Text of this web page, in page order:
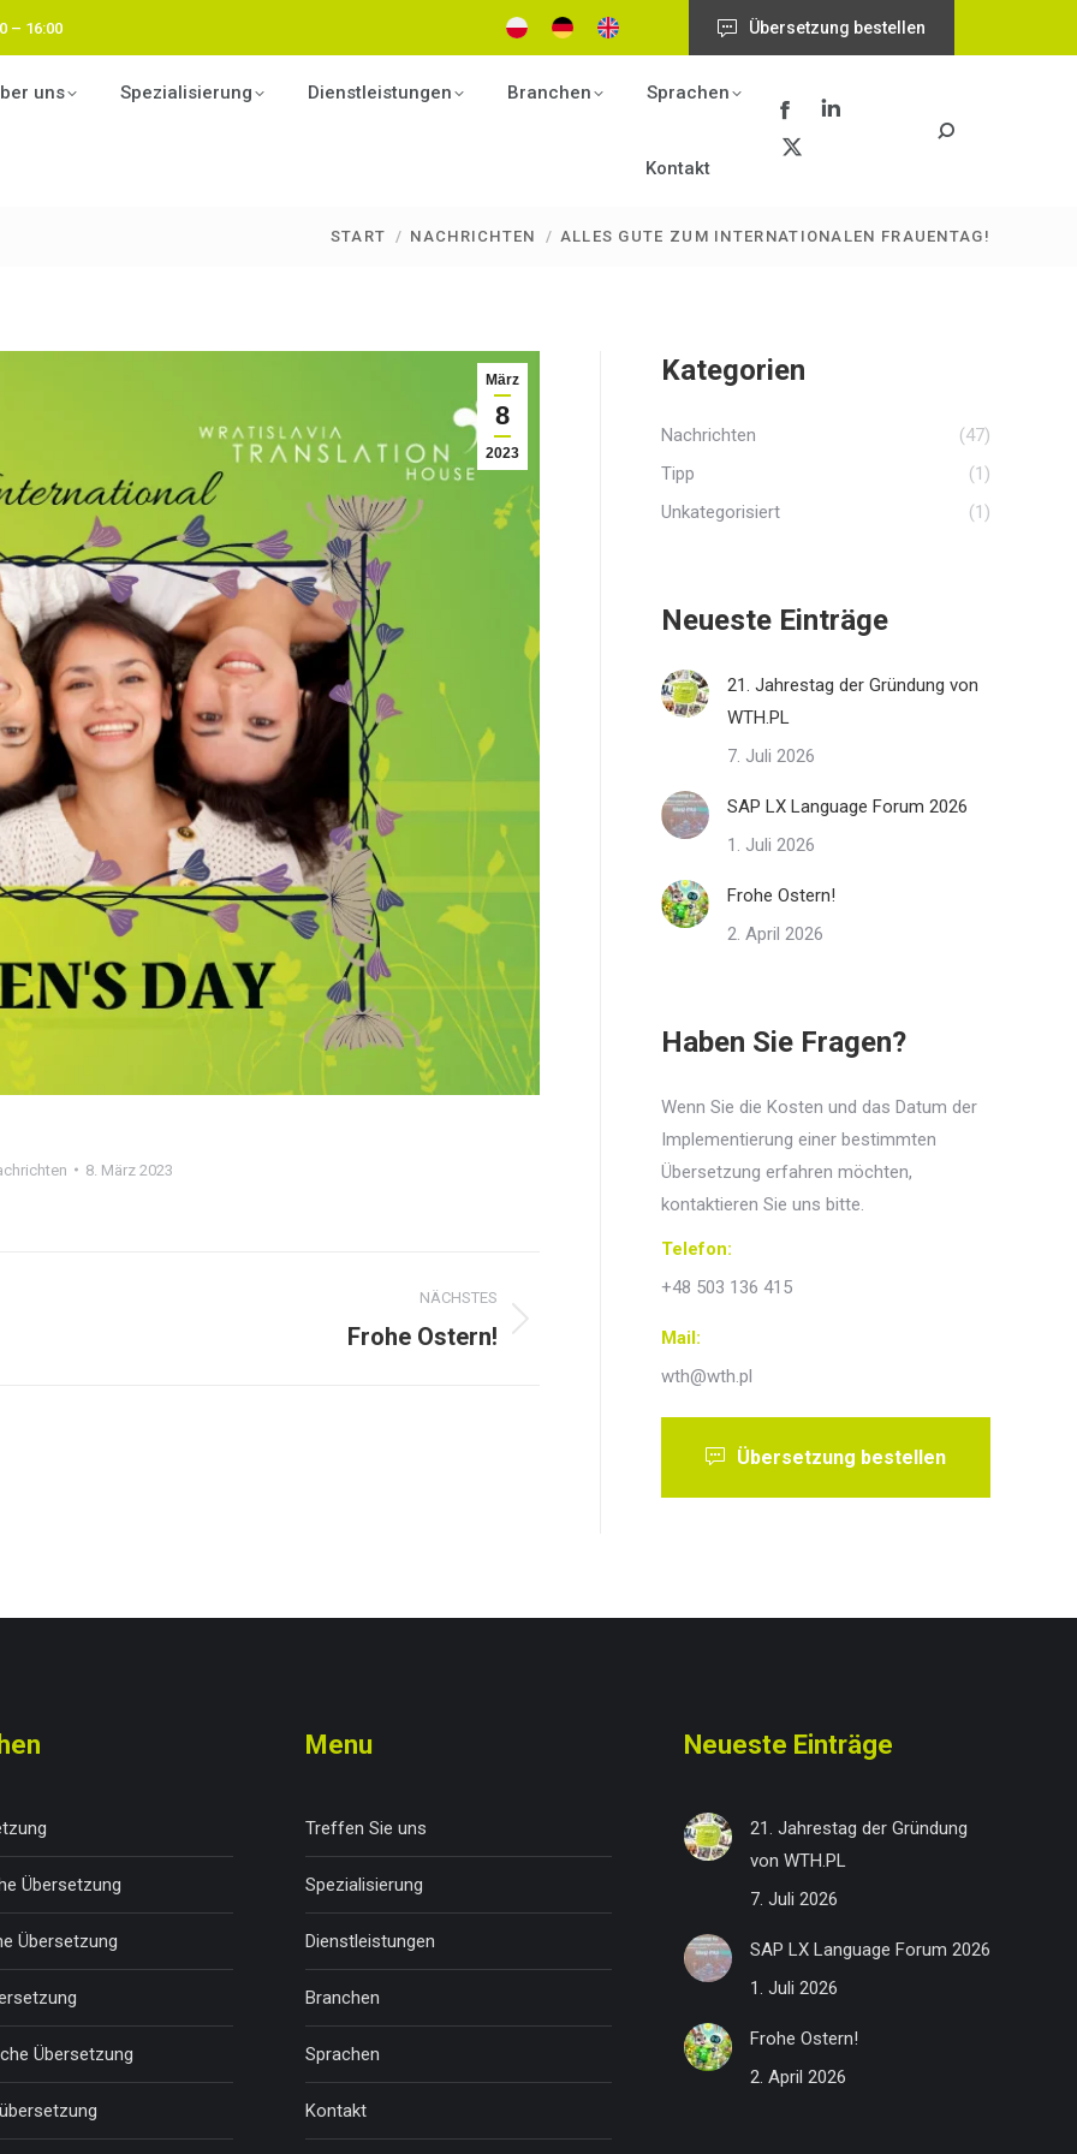
– 16:00 Übersetzung bestellen
uns Spezialisierung Dienstleistungen Branchen Sprachen
Kontakt
Facebook
page
new
Linkedin
new
X
Search:
Sie befinden sich hier:
START NACHRICHTEN ALLES GUTE ZUM INTERNATIONALEN FRAUENTAG!
März
8
2023
8. März 2023
NÄCHSTES
Frohe Ostern!
Kategorien
Nachrichten
(47)
Tipp
(1)
Unkategorisiert
(1)
Neueste Einträge
21. Jahrestag der Gründung von
WTH.PL
7. Juli 2026
SAP LX Language Forum 2026
1. Juli 2026
Frohe Ostern!
2. April 2026
Haben Sie Fragen?
Wenn Sie die Kosten und das Datum der
Implementierung einer bestimmten
Übersetzung erfahren möchten,
kontaktieren Sie uns bitte.
Telefon:
+48 503 136 415
Mail:
wth@wth.pl
Übersetzung bestellen
Übersetzung
Übersetzung
Übersetzung
Menu
Treffen Sie uns
Spezialisierung
Dienstleistungen
Branchen
Sprachen
Kontakt
Neueste Einträge
21. Jahrestag der Gründung
von WTH.PL
7. Juli 2026
SAP LX Language Forum 2026
1. Juli 2026
Frohe Ostern!
2. April 2026
new
opens
window